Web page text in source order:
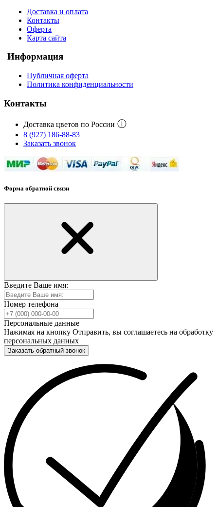
Доставка и оплата
Контакты
Оферта
Карта сайта
Информация
Публичная оферта
Политика конфиденциальности
Контакты
Доставка цветов по России ⓘ
8 (927) 186-88-83
Заказать звонок
Форма обратной связи
Введите Ваше имя:
Номер телефона
Персональные данные
Нажимая на кнопку Отправить, вы соглашаетесь на обработку
персональных данных
Заказать обратный звонок